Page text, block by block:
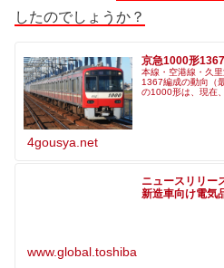
したのでしょうか？
京急1000形
本線・空港線・久
1367編成の動向（
の1000形は、現在
4gousya.net
ニュースリリー
新造車向け電気
www.global.toshiba